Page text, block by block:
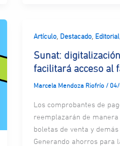
Artículo, Destacado, Editorial
Sunat:
facilitará acceso al
Marcela Mendoza Riofrío /
Los comprobantes de
reemplazarán de
boletas de venta y
Generando ahorros para